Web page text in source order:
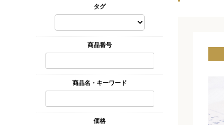
タグ
商品番号
商品名・キーワード
価格